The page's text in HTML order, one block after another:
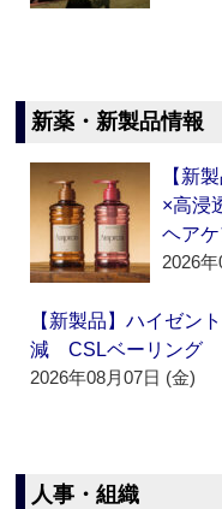
新薬・新製品情報
【新
×高浸
ヘア
2026
【新製品】ハイゼン
減 CSLベーリング
2026年08月07日 (金)
人事・組織